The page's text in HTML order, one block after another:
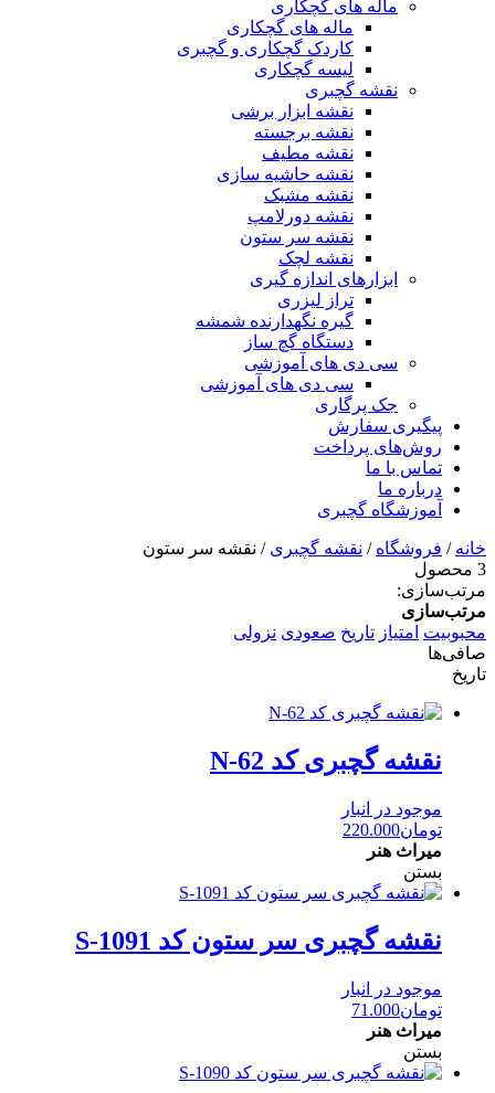
ماله های گچکاری
ماله های گچکاری
کاردک گچکاری و گچبری
لیسه گچکاری
نقشه گچبری
نقشه ابزار برشی
نقشه برجسته
نقشه مطیف
نقشه حاشیه سازی
نقشه مشبک
نقشه دورلامپ
نقشه سر ستون
نقشه لچک
ابزارهای اندازه گیری
تراز لیزری
گیره نگهدارنده شمشه
دستگاه گچ ساز
سی دی های آموزشی
سی دی های آموزشی
جک پرگاری
پیگیری سفارش
روش‌های پرداخت
تماس با ما
درباره ما
آموزشگاه گچبری
خانه / فروشگاه / نقشه گچبری / نقشه سر ستون
3 محصول
مرتب‌سازی:
مرتب‌سازی
محبوبیت امتیاز تاریخ صعودی نزولی
صافی‌ها
تاریخ
نقشه گچبری کد N-62
موجود در انبار
تومان220.000
میراث هنر
بستن
نقشه گچبری سر ستون کد S-1091
موجود در انبار
تومان71.000
میراث هنر
بستن